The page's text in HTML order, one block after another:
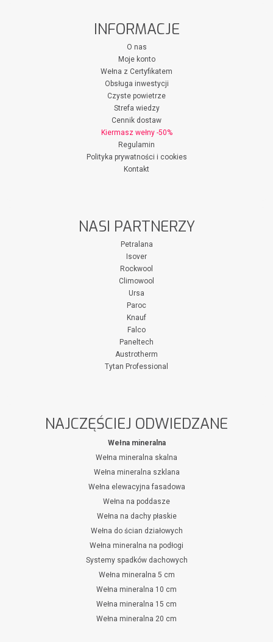
INFORMACJE
O nas
Moje konto
Wełna z Certyfikatem
Obsługa inwestycji
Czyste powietrze
Strefa wiedzy
Cennik dostaw
Kiermasz wełny -50%
Regulamin
Polityka prywatności i cookies
Kontakt
NASI PARTNERZY
Petralana
Isover
Rockwool
Climowool
Ursa
Paroc
Knauf
Falco
Paneltech
Austrotherm
Tytan Professional
NAJCZĘŚCIEJ ODWIEDZANE
Wełna mineralna
Wełna mineralna skalna
Wełna mineralna szklana
Wełna elewacyjna fasadowa
Wełna na poddasze
Wełna na dachy płaskie
Wełna do ścian działowych
Wełna mineralna na podłogi
Systemy spadków dachowych
Wełna mineralna 5 cm
Wełna mineralna 10 cm
Wełna mineralna 15 cm
Wełna mineralna 20 cm